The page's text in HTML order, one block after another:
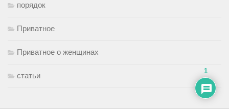
порядок
Приватное
Приватное о женщинах
статьи
1